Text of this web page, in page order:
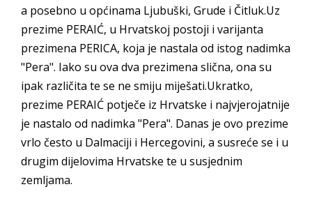
a posebno u općinama Ljubuški, Grude i Čitluk.Uz
prezime PERAIĆ, u Hrvatskoj postoji i varijanta
prezimena PERICA, koja je nastala od istog nadimka
"Pera". Iako su ova dva prezimena slična, ona su
ipak različita te se ne smiju miješati.Ukratko,
prezime PERAIĆ potječe iz Hrvatske i najvjerojatnije
je nastalo od nadimka "Pera". Danas je ovo prezime
vrlo često u Dalmaciji i Hercegovini, a susreće se i u
drugim dijelovima Hrvatske te u susjednim
zemljama.